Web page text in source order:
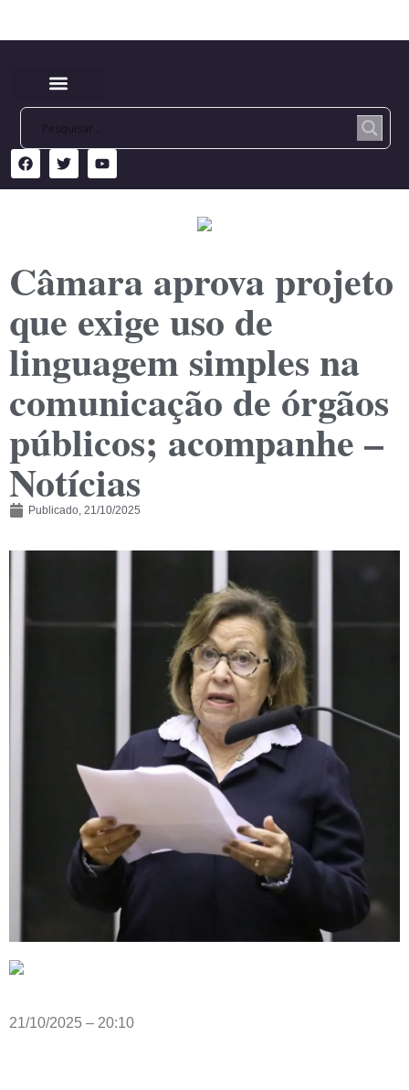
Câmara aprova projeto
que exige uso de
linguagem simples na
comunicação de órgãos
públicos; acompanhe –
Notícias
Publicado, 21/10/2025
21/10/2025 – 20:10